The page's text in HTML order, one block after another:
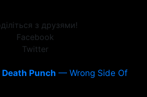
з друзями!
Facebook
Twitter
Punch — Wrong Side Of